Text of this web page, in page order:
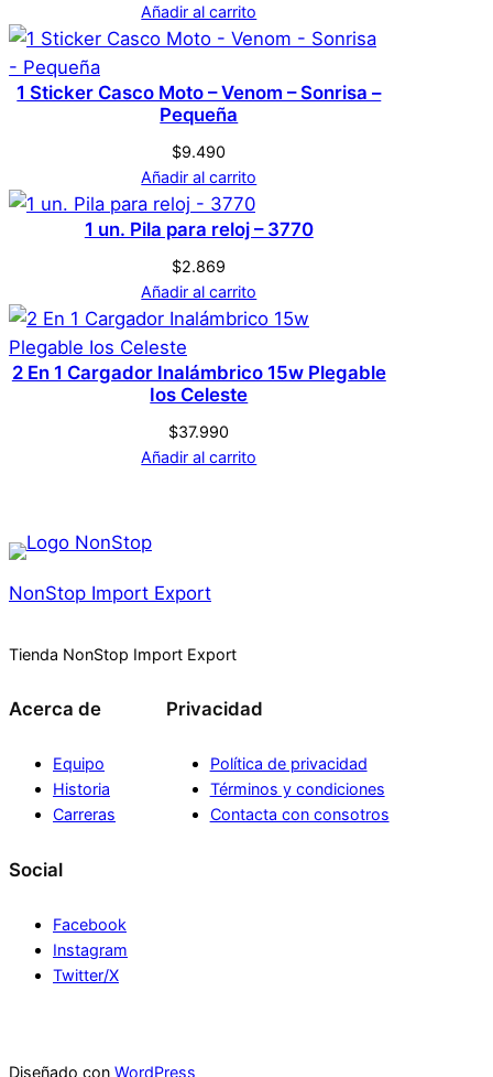
b
l
e
r
c
a
n
Añadir al carrito
1 Sticker Casco Moto – Venom – Sonrisa –
Pequeña
$9.490
Añadir al carrito
1 un. Pila para reloj – 3770
$2.869
Añadir al carrito
2 En 1 Cargador Inalámbrico 15w Plegable
Ios Celeste
$37.990
Añadir al carrito
NonStop Import Export
Tienda NonStop Import Export
Acerca de
Equipo
Historia
Carreras
Privacidad
Política de privacidad
Términos y condiciones
Contacta con consotros
Social
Facebook
Instagram
Twitter/X
Diseñado con WordPress